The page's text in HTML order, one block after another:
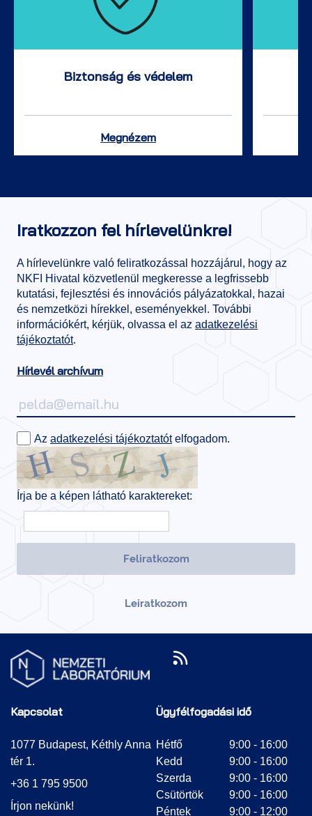
Biztonság és védelem
Megnézem
Iratkozzon fel hírlevelünkre!
A hírlevelünkre való feliratkozással hozzájárul, hogy az
NKFI Hivatal közvetlenül megkeresse a legfrissebb
kutatási, fejlesztési és innovációs pályázatokkal, hazai
és nemzetközi hírekkel, eseményekkel. További
információkért, kérjük, olvassa el az adatkezelési
tájékoztatót.
Hírlevél archívum
Az adatkezelési tájékoztatótelfogadom.
Írja be a képen látható karaktereket:
Kapcsolat
1077 Budapest, Kéthly Anna
tér 1.
+36 1 795 9500
Írjon nekünk!
Ügyfélfogadási idő
Hétfő
9:00 - 16:00
Kedd
9:00 - 16:00
Szerda
9:00 - 16:00
Csütörtök
9:00 - 16:00
Péntek
9:00 - 12:00